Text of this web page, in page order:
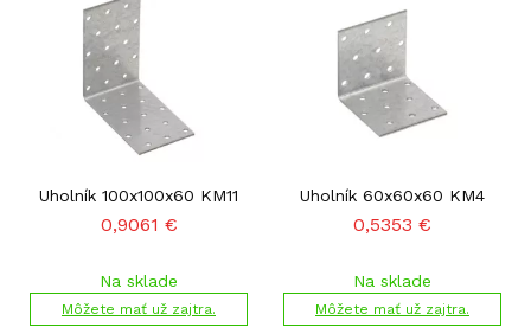
Uholník 100x100x60 KM11
0,9061 €
Na sklade
Môžete mať už zajtra.
Uholník 60x60x60 KM4
0,5353 €
Na sklade
Môžete mať už zajtra.